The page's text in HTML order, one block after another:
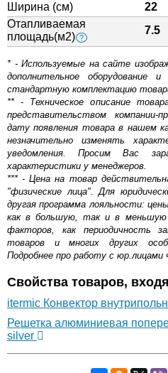
Ширина (см)
22
Отапливаемая
площадь(м2) ?
7.5
* - Используемые на сайте
дополнительное
стандартную комплектацию
** - Техническое описание
представительством компании-
дату появления товара в нашем
незначительно изменять
уведомления. Просим Вас
характеристики у менеджеров.
*** - Цена на товар
"физические лица". Для
другая программа лояльности:
как в большую, так и в
факторов, как периодичность
товаров и многих других
Подробнее про работу с
Свойства товаров,
itermic Конвектор
Решетка алюминиевая
silver